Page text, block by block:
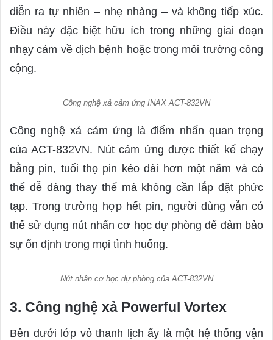
diễn ra tự nhiên – nhẹ nhàng – và không tiếp xúc.
Điều này đặc biệt hữu ích trong những giai đoạn
nhạy cảm về dịch bệnh hoặc trong môi trường công
cộng.
Công nghệ xả cảm ứng INAX ACT-832VN
Công nghệ xả cảm ứng là điểm nhấn quan trọng
của ACT-832VN. Nút cảm ứng được thiết kế chạy
bằng pin, tuổi thọ pin kéo dài hơn một năm và có
thể dễ dàng thay thế mà không cần lắp đặt phức
tạp. Trong trường hợp hết pin, người dùng vẫn có
thể sử dụng nút nhấn cơ học dự phòng để đảm bảo
sự ổn định trong mọi tình huống.
Nút nhân cơ học dự phòng của ACT-832VN
3. Công nghệ xả Powerful Vortex
Bên dưới lớp vỏ thanh lịch ấy là một hệ thống vận